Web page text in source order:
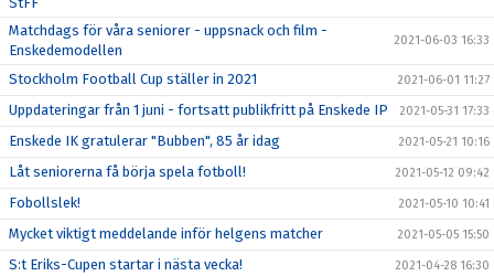
Matchdags för våra seniorer - uppsnack och film -
Enskedemodellen
2021-06-03 16:33
Stockholm Football Cup ställer in 2021 2021-06-01 11:27
Uppdateringar från 1 juni - fortsatt publikfritt på Enskede IP 2021-05-31 17:33
Enskede IK gratulerar "Bubben", 85 år idag 2021-05-21 10:16
Låt seniorerna få börja spela fotboll! 2021-05-12 09:42
Fobollslek! 2021-05-10 10:41
Mycket viktigt meddelande inför helgens matcher 2021-05-05 15:50
S:t Eriks-Cupen startar i nästa vecka! 2021-04-28 16:30